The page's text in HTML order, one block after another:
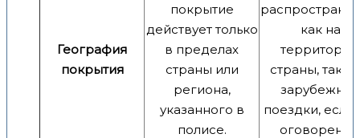
География
покрытия
покрытие
действует только
в пределах
страны или
региона,
указанного в
полисе.
как на
страны, так и
поездки, если
оговорено